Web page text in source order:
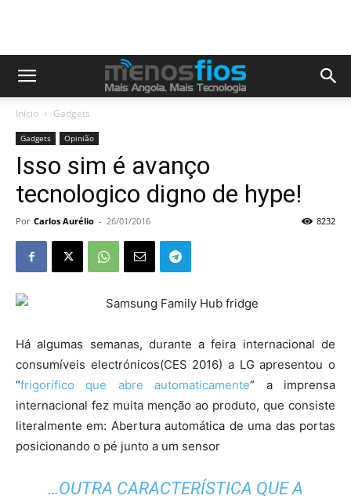
Início Gadgets
Gadgets Opinião
Isso sim é avanço
tecnologico digno de hype!
Por Carlos Aurélio - 26/01/2016 8232
Há algumas semanas, durante a feira internacional de
consumíveis electrónicos(CES 2016) a LG apresentou o
“frigorífico que abre automaticamente” a imprensa
internacional fez muita menção ao produto, que consiste
literalmente em: Abertura automática de uma das portas
posicionando o pé junto a um sensor
…OUTRA CARACTERÍSTICA QUE A